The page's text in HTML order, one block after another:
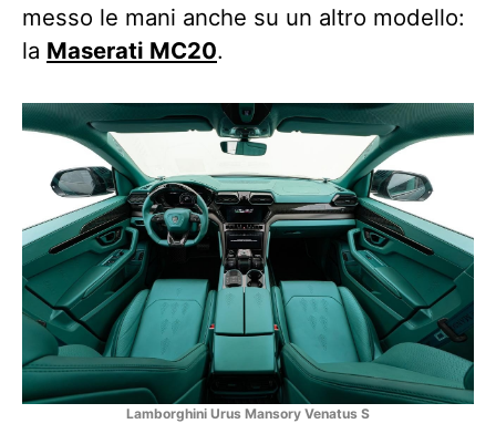
messo le mani anche su un altro modello:
la Maserati MC20.
Lamborghini Urus Mansory Venatus S